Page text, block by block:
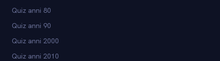
Quiz anni 80
Quiz anni 90
Quiz anni 2000
Quiz anni 2010